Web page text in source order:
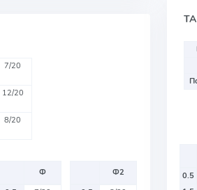
7/20
12/20
8/20
Ф
Ф2
0.5